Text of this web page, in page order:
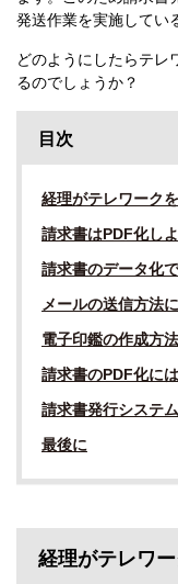
発送作業を実施してい
どのようにしたらテレ
るのでしょうか？
目次
経理がテレワーク
請求書はPDF化し
請求書のデータ化
メールの送信方法
電子印鑑の作成方法
請求書のPDF化に
請求書発行システ
最後に
経理がテレワ